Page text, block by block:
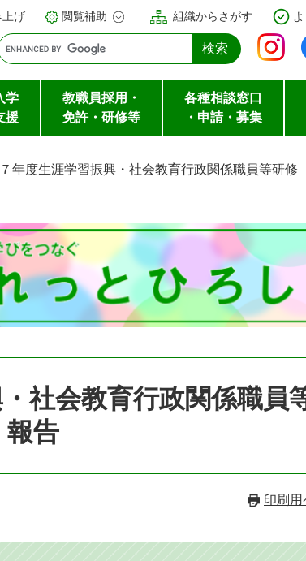
上げ 閲覧補助 組織からさがす
学
援
教職員採用・
免許・研修等
各種相談窓口
・申請・募集
年度生涯学習振興・社会教育行政関係職員等研修
社会教育行政関係職員
報告
印刷用